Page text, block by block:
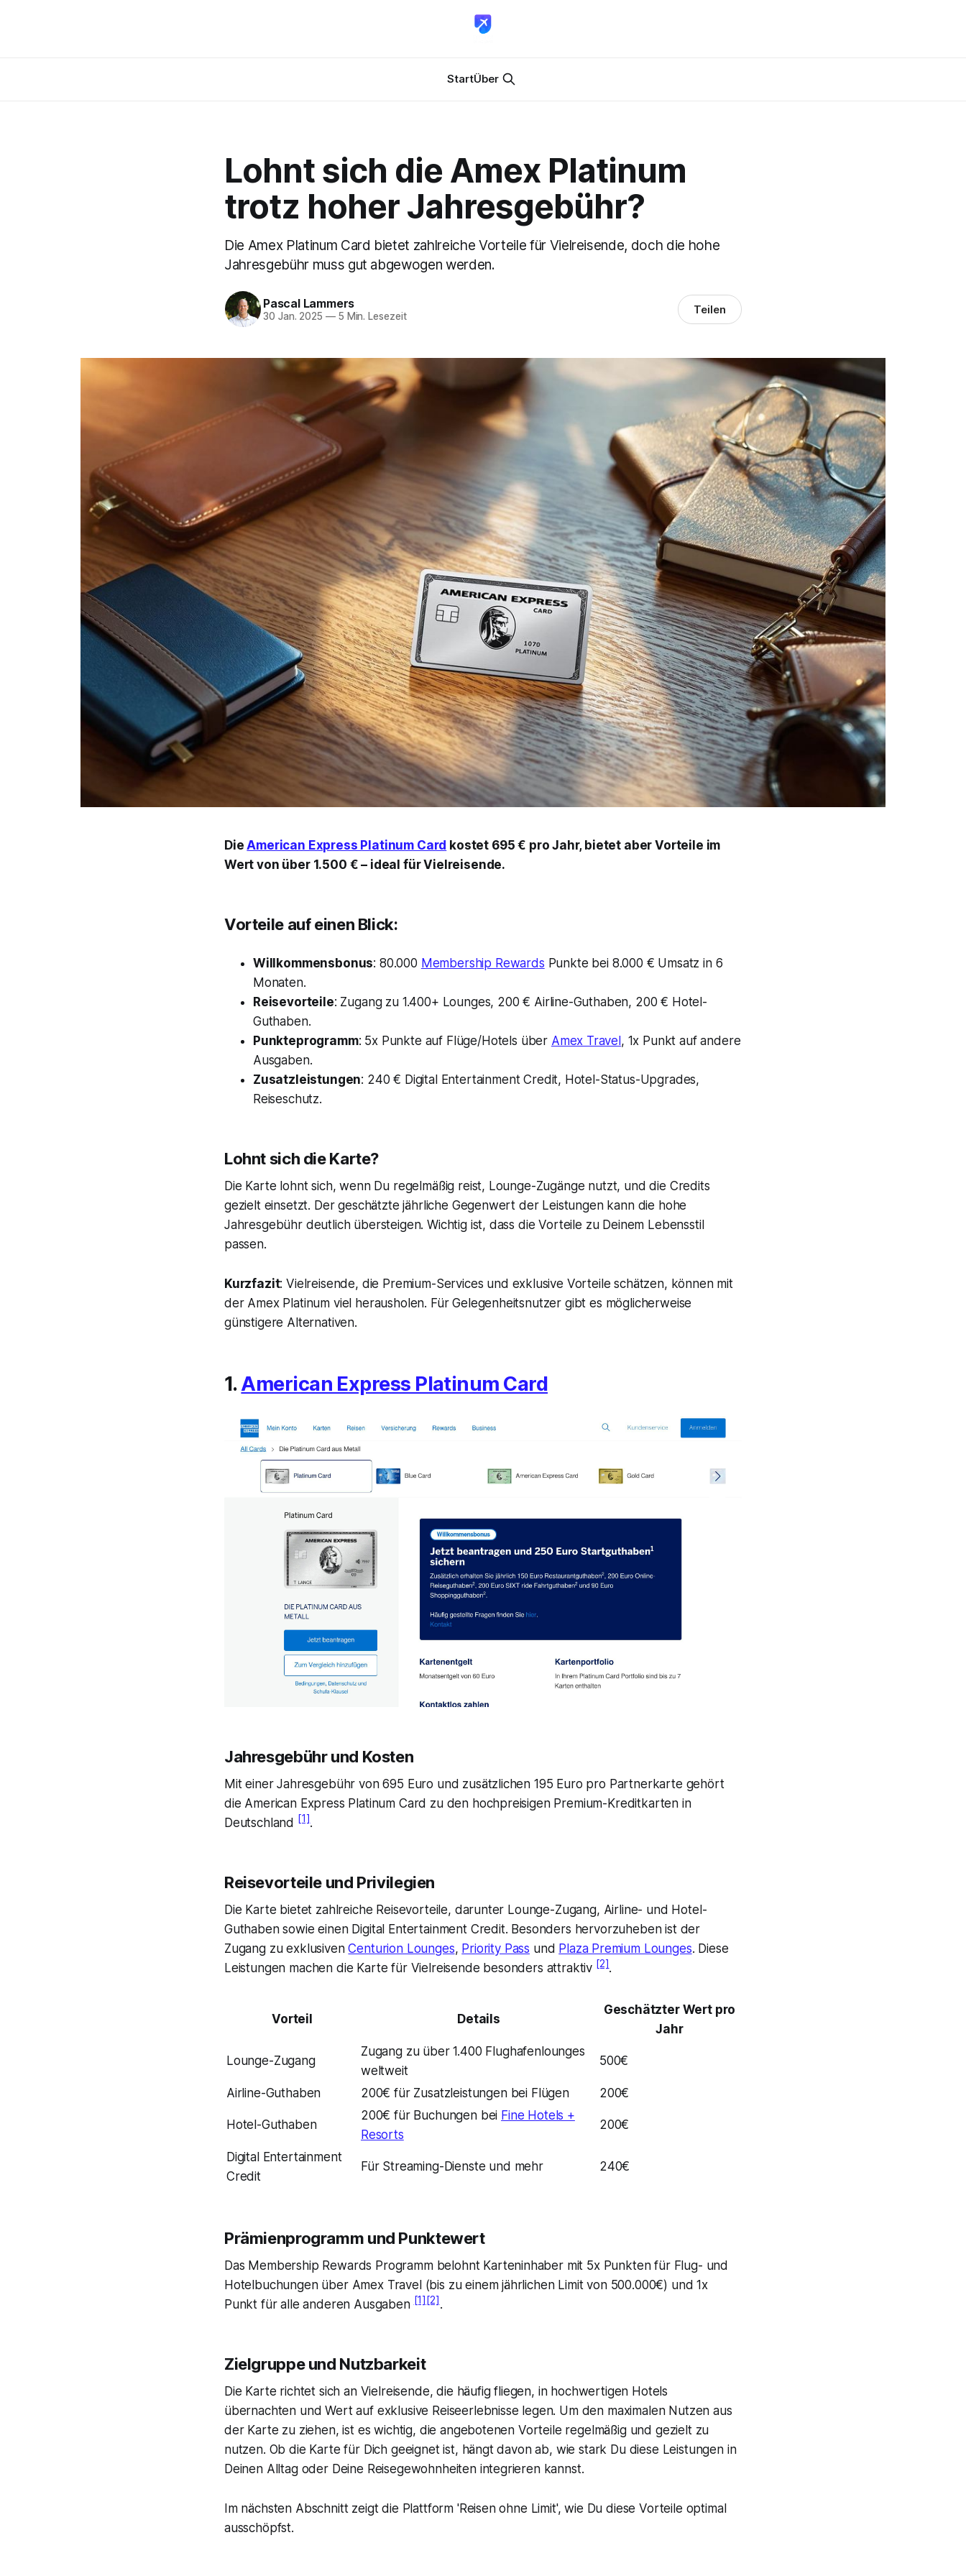
StartÜber
Lohnt sich die Amex Platinum
trotz hoher Jahresgebühr?
Die Amex Platinum Card bietet zahlreiche Vorteile für Vielreisende, doch die hohe
Jahresgebühr muss gut abgewogen werden.
Pascal Lammers
30 Jan. 2025 —5 Min. Lesezeit Teilen
DieAmerican Express Platinum Card kostet 695 € pro Jahr, bietet aber Vorteile im
Wert von über 1.500 € – ideal für Vielreisende.
Vorteile auf einen Blick:
Willkommensbonus: 80.000 Membership Rewards Punkte bei 8.000 € Umsatz in 6
Monaten.
Reisevorteile: Zugang zu 1.400+ Lounges, 200 € Airline-Guthaben, 200 € Hotel-
Guthaben.
Punkteprogramm: 5x Punkte auf Flüge/Hotels über Amex Travel , 1x Punkt auf andere
Ausgaben.
Zusatzleistungen: 240 € Digital Entertainment Credit, Hotel-Status-Upgrades,
Reiseschutz.
Lohnt sich die Karte?
Die Karte lohnt sich, wenn Du regelmäßig reist, Lounge-Zugänge nutzt, und die Credits
gezielt einsetzt. Der geschätzte jährliche Gegenwert der Leistungen kann die hohe
Jahresgebühr deutlich übersteigen. Wichtig ist, dass die Vorteile zu Deinem Lebensstil
passen.
Kurzfazit: Vielreisende, die Premium-Services und exklusive Vorteile schätzen, können mit
der Amex Platinum viel herausholen. Für Gelegenheitsnutzer gibt es möglicherweise
günstigere Alternativen.
1.American Express Platinum Card
Jahresgebühr und Kosten
Mit einer Jahresgebühr von 695 Euro und zusätzlichen 195 Euro pro Partnerkarte gehört
die American Express Platinum Card zu den hochpreisigen Premium-Kreditkarten in
Deutschland
[1].
Reisevorteile und Privilegien
Die Karte bietet zahlreiche Reisevorteile, darunter Lounge-Zugang, Airline- und Hotel-
Guthaben sowie einen Digital Entertainment Credit. Besonders hervorzuheben ist der
Zugang zu exklusivenCenturion Lounges, Priority Pass und Plaza Premium Lounges. Diese
Leistungen machen die Karte für Vielreisende besonders attraktiv [2].
Vorteil Details
Geschätzter Wert pro
Jahr
Lounge-Zugang
Zugang zu über 1.400 Flughafenlounges
weltweit
500€
Airline-Guthaben 200€ für Zusatzleistungen bei Flügen 200€
Hotel-Guthaben
200€ für Buchungen bei Fine Hotels +
Resorts
200€
Digital Entertainment
Credit
Für Streaming-Dienste und mehr 240€
Prämienprogramm und Punktewert
Das Membership Rewards Programm belohnt Karteninhaber mit 5x Punkten für Flug- und
Hotelbuchungen über Amex Travel (bis zu einem jährlichen Limit von 500.000€) und 1x
Punkt für alle anderen Ausgaben [1] [2].
Zielgruppe und Nutzbarkeit
Die Karte richtet sich an Vielreisende, die häufig fliegen, in hochwertigen Hotels
übernachten und Wert auf exklusive Reiseerlebnisse legen. Um den maximalen Nutzen aus
der Karte zu ziehen, ist es wichtig, die angebotenen Vorteile regelmäßig und gezielt zu
nutzen. Ob die Karte für Dich geeignet ist, hängt davon ab, wie stark Du diese Leistungen in
Deinen Alltag oder Deine Reisegewohnheiten integrieren kannst.
Im nächsten Abschnitt zeigt die Plattform 'Reisen ohne Limit', wie Du diese Vorteile optimal
ausschöpfst.